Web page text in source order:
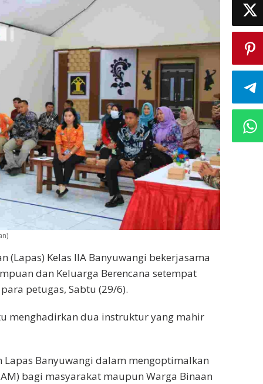
(Lapas) Kelas IIA Banyuwangi bekerjasama
dan Keluarga Berencana setempat
petugas, Sabtu (29/6).
menghadirkan dua instruktur yang mahir
Banyuwangi dalam mengoptimalkan
bagi masyarakat maupun Warga Binaan